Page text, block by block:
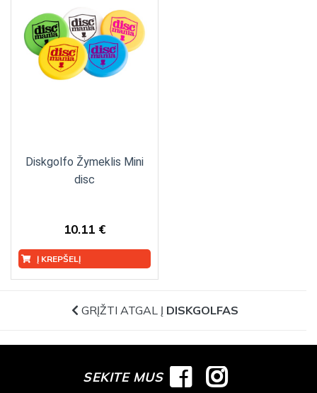
Diskgolfo Žymeklis Mini
disc
10.11 €
Į KREPŠELĮ
GRĮŽTI ATGAL Į DISKGOLFAS
SEKITE MUS